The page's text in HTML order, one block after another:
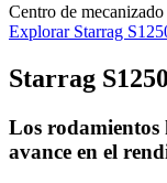
Centro de
Explorar Starrag
Starrag
Los rodamientos
avance en el